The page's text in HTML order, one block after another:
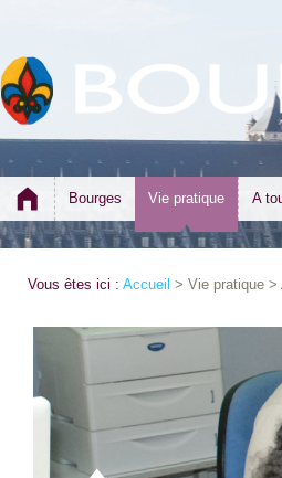
Bourges Vie pratique A
Vous êtes ici : Accueil > Vie pratique >